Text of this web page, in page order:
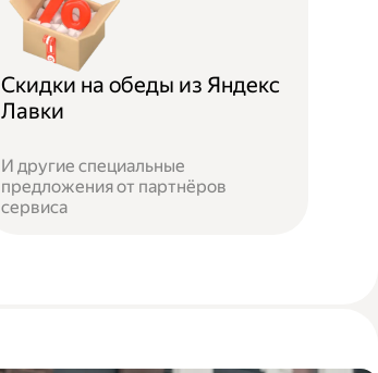
Скидки на обеды из Яндекс
Лавки
И другие специальные
предложения от партнёров
сервиса